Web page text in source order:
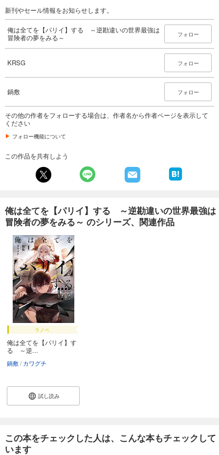
新刊やセール情報をお知らせします。
俺は全てを【パリイ】する ～逆勘違いの世界最強は
冒険者の夢をみる～
フォロー
KRSG フォロー
鍋敷 フォロー
その他の作者をフォローする場合は、作者名から作者ページを表示して
ください
フォロー機能について
この作品を共有しよう
俺は全てを【パリイ】する ～逆勘違いの世界最強は
冒険者の夢をみる～ のシリーズ、関連作品
ラノベ
俺は全てを【パリイ】す
る ～逆...
鍋敷 カワグチ
試し読み
この本をチェックした人は、こんな本もチェックして
います